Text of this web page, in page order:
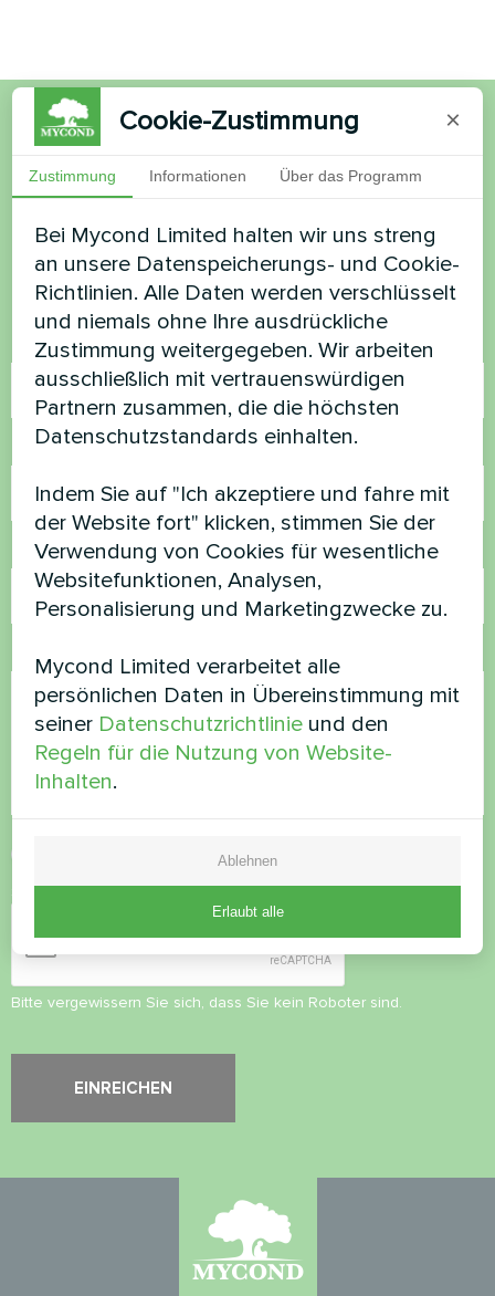
Möchten Sie kaufen oder
haben Sie Fragen?
Kontaktieren Sie uns und wir werden Ihnen
helfen
Name
Rufnummer
E-Mail
Kommentar
Datenschutzbestimmungen
Sicherheitsüberprüfung*
Bitte vergewissern Sie sich, dass Sie kein Roboter sind.
Cookie-Zustimmung ×
Zustimmung Informationen Über das Programm
Bei Mycond Limited halten wir uns streng
an unsere Datenspeicherungs- und Cookie-
Richtlinien. Alle Daten werden verschlüsselt
und niemals ohne Ihre ausdrückliche
Zustimmung weitergegeben. Wir arbeiten
ausschließlich mit vertrauenswürdigen
Partnern zusammen, die die höchsten
Datenschutzstandards einhalten.
Indem Sie auf "Ich akzeptiere und fahre mit
der Website fort" klicken, stimmen Sie der
Verwendung von Cookies für wesentliche
Websitefunktionen, Analysen,
Personalisierung und Marketingzwecke zu.
Mycond Limited verarbeitet alle
persönlichen Daten in Übereinstimmung mit
seiner Datenschutzrichtlinie und den
Regeln für die Nutzung von Website-
Inhalten.
Ablehnen
Erlaubt alle